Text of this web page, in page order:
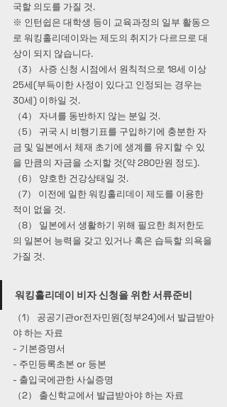
국할 의도를 가질 것.
※ 인턴쉽은 대학생 등이 교육과정의 일부 활동으
로 워킹홀리데이와는 제도의 취지가 다르므로 대
상이 되지 않습니다.
（3） 사증 신청 시점에서 원칙적으로 18세 이상
25세(부득이한 사정이 있다고 인정되는 경우는
30세) 이하일 것.
（4） 자녀를 동반하지 않는 분일 것.
（5） 귀국 시 비행기표를 구입하기에 충분한 자
금 및 일본에서 체재 초기에 생계를 유지할 수 있
을 만큼의 자금을 소지할 것(약 280만원 정도).
（6） 양호한 건강상태일 것.
（7） 이전에 일한 워킹홀리데이 제도를 이용한
적이 없을 것.
（8） 일본에서 생활하기 위해 필요한 최저한도
의 일본어 능력을 갖고 있거나 혹은 습득할 의욕을
가질 것.
워킹홀리데이 비자 신청을 위한 서류준비
（1） 공공기관or전자민원(정부24)에서 발급받아
야 하는 자료
- 기본증명서
- 주민등록초본 or 등본
- 출입국에관한 사실증명
（2） 출신학교에서 발급받아야 하는 자료